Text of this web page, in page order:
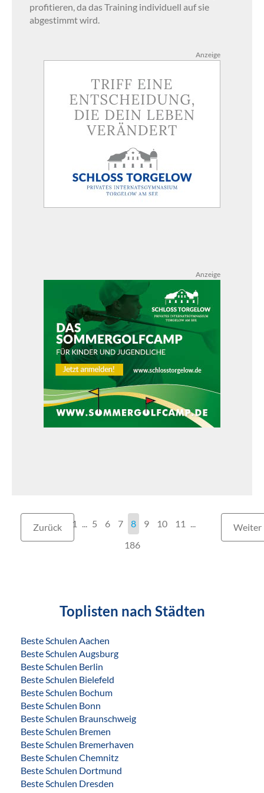
profitieren, da das Training individuell auf sie
abgestimmt wird.
Anzeige
Anzeige
Zurück 1 5 6 7 8 9 10
11
186
Weiter
Toplisten nach Städten
Beste Schulen Aachen
Beste Schulen Augsburg
Beste Schulen Berlin
Beste Schulen Bielefeld
Beste Schulen Bochum
Beste Schulen Bonn
Beste Schulen Braunschweig
Beste Schulen Bremen
Beste Schulen Bremerhaven
Beste Schulen Chemnitz
Beste Schulen Dortmund
Beste Schulen Dresden